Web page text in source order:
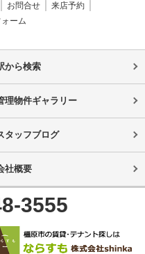
お問合せ
来店予約
ーム
から検索
理物件ギャラリー
タッフブログ
社概要
3555